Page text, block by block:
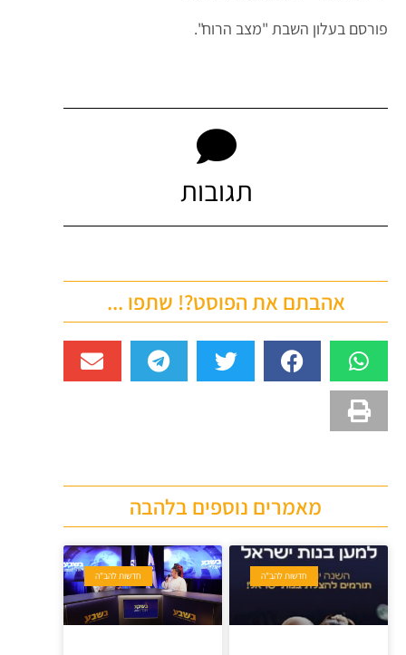
פורסם בעלון השבת "מצב הרוח".
תגובות
אהבתם את הפוסט?! שתפו ...
מאמרים נוספים בלהבה
חדשות להב"ה חדשות להב"ה